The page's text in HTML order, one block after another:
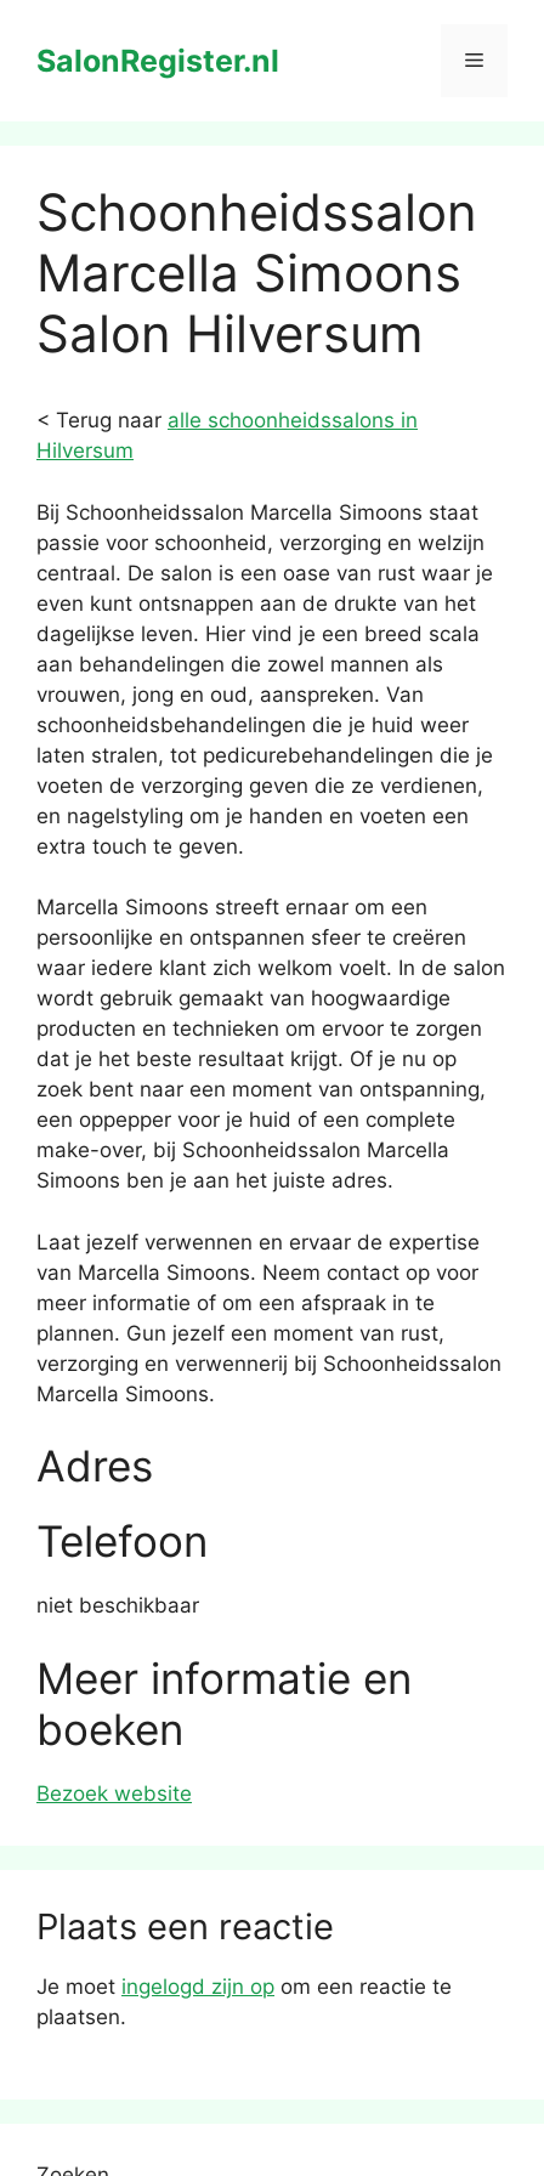
naarSalonRegister.nl Menu
Schoonheidssalon
Marcella Simoons
Salon Hilversum
< Terug naar alle schoonheidssalons in
Hilversum
Bij Schoonheidssalon Marcella Simoons staat
passie voor schoonheid, verzorging en welzijn
centraal. De salon is een oase van rust waar je
even kunt ontsnappen aan de drukte van het
dagelijkse leven. Hier vind je een breed scala
aan behandelingen die zowel mannen als
vrouwen, jong en oud, aanspreken. Van
schoonheidsbehandelingen die je huid weer
laten stralen, tot pedicurebehandelingen die je
voeten de verzorging geven die ze verdienen,
en nagelstyling om je handen en voeten een
extra touch te geven.
Marcella Simoons streeft ernaar om een
persoonlijke en ontspannen sfeer te creëren
waar iedere klant zich welkom voelt. In de salon
wordt gebruik gemaakt van hoogwaardige
producten en technieken om ervoor te zorgen
dat je het beste resultaat krijgt. Of je nu op
zoek bent naar een moment van ontspanning,
een oppepper voor je huid of een complete
make-over, bij Schoonheidssalon Marcella
Simoons ben je aan het juiste adres.
Laat jezelf verwennen en ervaar de expertise
van Marcella Simoons. Neem contact op voor
meer informatie of om een afspraak in te
plannen. Gun jezelf een moment van rust,
verzorging en verwennerij bij Schoonheidssalon
Marcella Simoons.
Adres
Telefoon
niet beschikbaar
Meer informatie en
boeken
Bezoek website
Plaats een reactie
Je moet ingelogd zijn op om een reactie te
plaatsen.